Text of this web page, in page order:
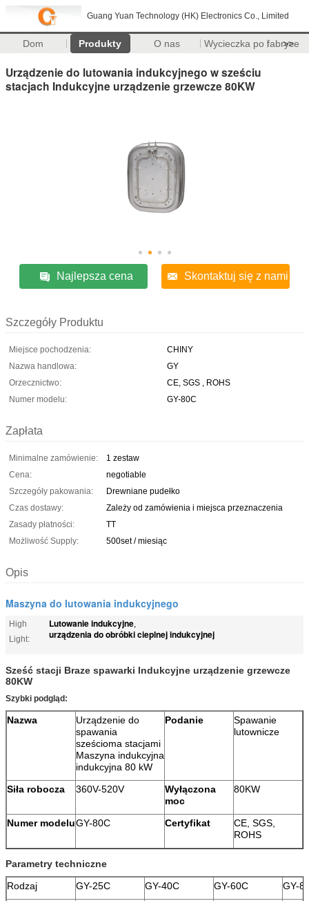
Guang Yuan Technology (HK) Electronics Co., Limited
Dom Produkty O nas Wycieczka po fabryce
>>
Urządzenie do lutowania indukcyjnego w sześciu
stacjach Indukcyjne urządzenie grzewcze 80KW
Najlepsza cena Skontaktuj się z nami
Szczegóły Produktu
Miejsce pochodzenia:
CHINY
Nazwa handlowa:
GY
Orzecznictwo:
CE, SGS , ROHS
Numer modelu:
GY-80C
Zapłata
Minimalne zamówienie:
1 zestaw
Cena:
negotiable
Szczegóły pakowania:
Drewniane pudełko
Czas dostawy:
Zależy od zamówienia i miejsca przeznaczenia
Zasady płatności:
TT
Możliwość Supply:
500set / miesiąc
Opis
Maszyna do lutowania indukcyjnego
High
Light:
Lutowanie indukcyjne,
urządzenia do obróbki cieplnej indukcyjnej
Sześć stacji Braze spawarki Indukcyjne urządzenie grzewcze
80KW
Szybki podgląd:
Nazwa
Urządzenie do
spawania
sześcioma stacjami
Maszyna indukcyjna
indukcyjna 80 kW
Podanie
Spawanie
lutownicze
Siła robocza 360V-520V
Wyłączona
moc
80KW
Numer modeluGY-80C Certyfikat
CE, SGS,
ROHS
Parametry techniczne
Rodzaj
GY-25C GY-40C GY-60C
GY-